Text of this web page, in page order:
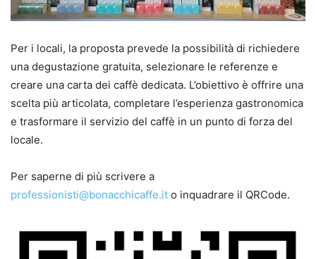
Per i locali, la proposta prevede la possibilità di richiedere
una degustazione gratuita, selezionare le referenze e
creare una carta dei caffè dedicata. L’obiettivo è offrire una
scelta più articolata, completare l’esperienza gastronomica
e trasformare il servizio del caffè in un punto di forza del
locale.
Per saperne di più scrivere a
professionisti@bonacchicaffe.it o inquadrare il QRCode.